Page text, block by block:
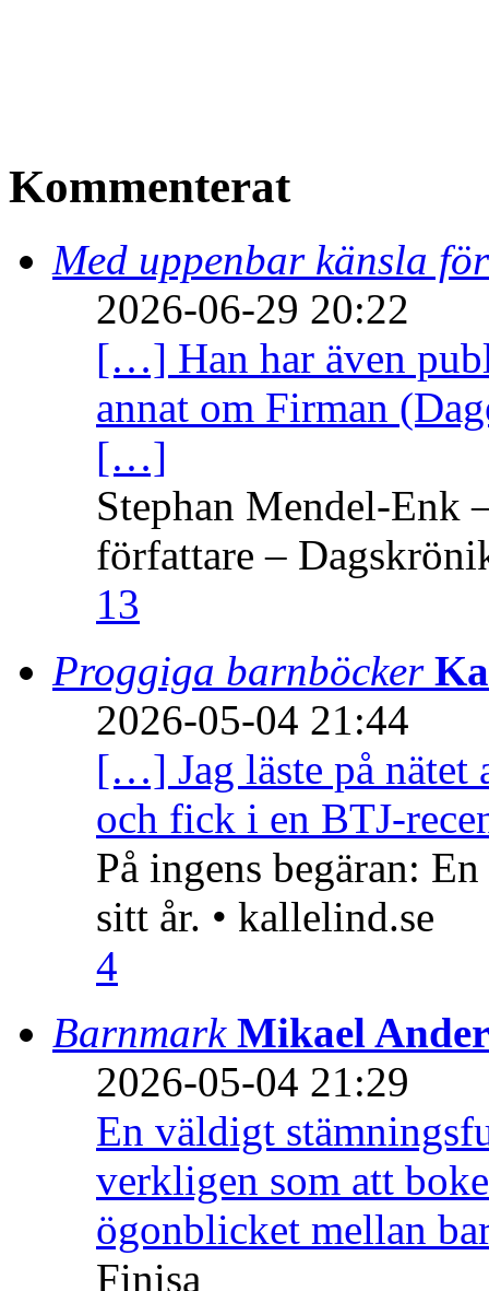
Kommenterat
Med uppenbar känsla
2026-06-29 20:22
[…] Han har även
annat om Firman
[…]
Stephan Mendel-Enk
författare –
13
Proggiga barnböcker
2026-05-04 21:44
[…] Jag läste på nätet
och fick i en BTJ-
På ingens begäran:
sitt år. • kallelind.se
4
Barnmark Mikael
2026-05-04 21:29
En väldigt
verkligen som att
ögonblicket mellan
Finisa